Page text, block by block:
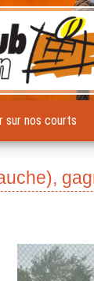
sur nos courts